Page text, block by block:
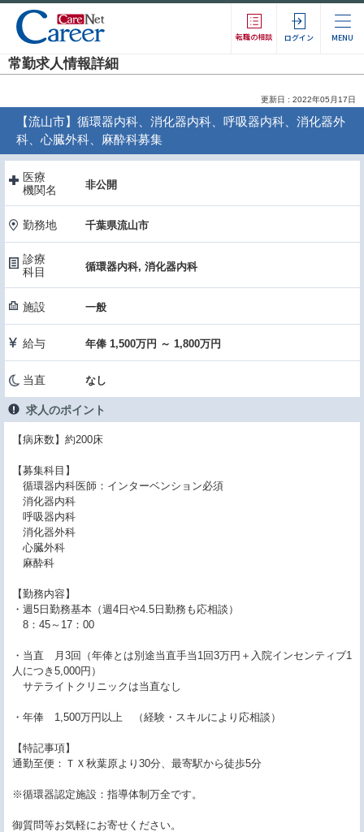
転職の相談 ログイン MENU
常勤求人情報詳細
更新日 : 2022年05月17日
【流山市】循環器内科、消化器内科、呼吸器内科、消化器外
科、心臓外科、麻酔科募集
医療
機関名
非公開
勤務地 千葉県流山市
診療
科目
循環器内科, 消化器内科
施設 一般
給与 年俸 1,500万円 ～ 1,800万円
当直 なし
求人のポイント
【病床数】約200床
【募集科目】
循環器内科医師：インターベンション必須
消化器内科
呼吸器内科
消化器外科
心臓外科
麻酔科
【勤務内容】
・週5日勤務基本（週4日や4.5日勤務も応相談）
8：45～17：00
・当直 月3回（年俸とは別途当直手当1回3万円＋入院インセンティブ1
人につき5,000円）
サテライトクリニックは当直なし
・年俸 1,500万円以上 （経験・スキルにより応相談）
【特記事項】
通勤至便：ＴＸ秋葉原より30分、最寄駅から徒歩5分
※循環器認定施設：指導体制万全です。
御質問等お気軽にお寄せください。